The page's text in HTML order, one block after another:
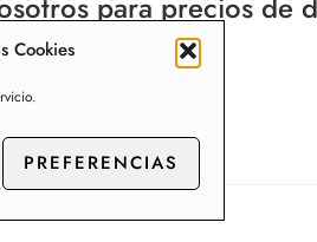
Cookies
PREFERENCIAS